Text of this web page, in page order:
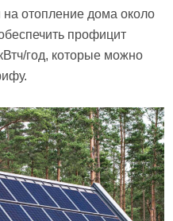
на отопление дома около
профицит
год, которые можно